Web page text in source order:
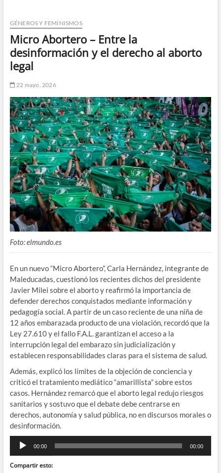
m
GÉNEROS Y FEMINISMOS
Micro Abortero – Entre la
desinformación y el derecho al aborto
legal
22 mayo, 2026
Foto: elmundo.es
En un nuevo “Micro Abortero”, Carla Hernández, integrante de
Maleducadas, cuestionó los recientes dichos del presidente
Javier Milei sobre el aborto y reafirmó la importancia de
defender derechos conquistados mediante información y
pedagogía social. A partir de un caso reciente de una niña de
12 años embarazada producto de una violación, recordó que la
Ley 27.610 y el fallo F.A.L. garantizan el acceso a la
interrupción legal del embarazo sin judicialización y
establecen responsabilidades claras para el sistema de salud.
Además, explicó los límites de la objeción de conciencia y
criticó el tratamiento mediático “amarillista” sobre estos
casos. Hernández remarcó que el aborto legal redujo riesgos
sanitarios y sostuvo que el debate debe centrarse en
derechos, autonomía y salud pública, no en discursos morales o
desinformación.
Reproductor
audio
00:00 00:00
Compartir esto: